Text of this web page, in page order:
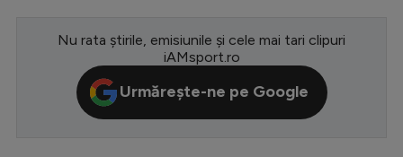
Europa League
Conference League
Nu rata știrile, emisiunile și cele mai tari clipuri
iAMsport.ro
Urmărește-ne pe Google